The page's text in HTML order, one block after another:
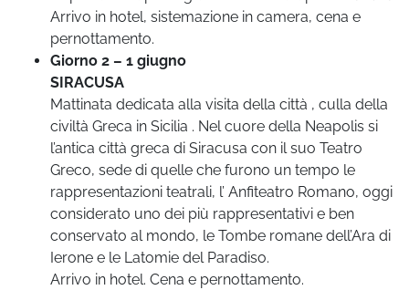
Arrivo in hotel, sistemazione in camera, cena e
pernottamento.
Giorno 2 – 1 giugno
SIRACUSA
Mattinata dedicata alla visita della città , culla della
civiltà Greca in Sicilia . Nel cuore della Neapolis si
l’antica città greca di Siracusa con il suo Teatro
Greco, sede di quelle che furono un tempo le
rappresentazioni teatrali, l’ Anfiteatro Romano, oggi
considerato uno dei più rappresentativi e ben
conservato al mondo, le Tombe romane dell’Ara di
Ierone e le Latomie del Paradiso.
Arrivo in hotel. Cena e pernottamento.